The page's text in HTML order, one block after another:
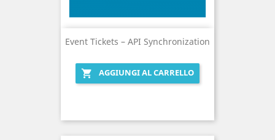
Event Tickets – API Synchronization
 AGGIUNGI AL CARRELLO